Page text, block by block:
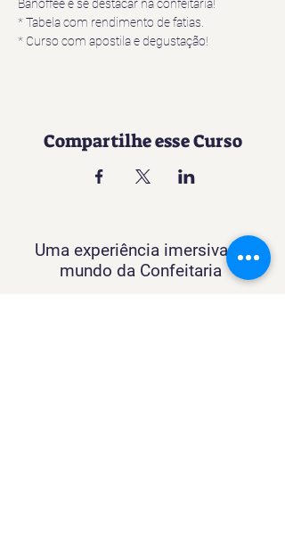
Banoffee e se destacar na confeitaria!
* Tabela com rendimento de fatias.
* ⁠Curso com apostila e degustação!
Compartilhe esse Curso
Uma experiência imersiva no
mundo da Confeitaria